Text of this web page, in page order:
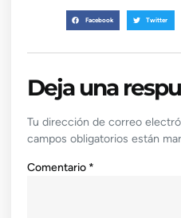
Facebook Twitter
Deja una
Tu dirección de correo
campos obligatorios están
Comentario *